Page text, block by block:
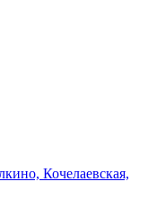
Кочелаевская,